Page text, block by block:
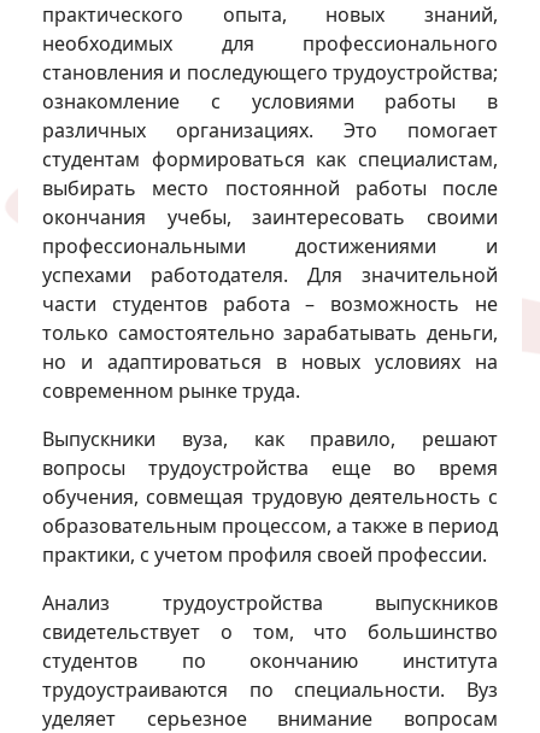
практического опыта, новых знаний,
необходимых для профессионального
становления и последующего трудоустройства;
ознакомление с условиями работы в
различных организациях. Это помогает
студентам формироваться как специалистам,
выбирать место постоянной работы после
окончания учебы, заинтересовать своими
профессиональными достижениями и
успехами работодателя. Для значительной
части студентов работа – возможность не
только самостоятельно зарабатывать деньги,
но и адаптироваться в новых условиях на
современном рынке труда.
Выпускники вуза, как правило, решают
вопросы трудоустройства еще во время
обучения, совмещая трудовую деятельность с
образовательным процессом, а также в период
практики, с учетом профиля своей профессии.
Анализ трудоустройства выпускников
свидетельствует о том, что большинство
студентов по окончанию института
трудоустраиваются по специальности. Вуз
уделяет серьезное внимание вопросам